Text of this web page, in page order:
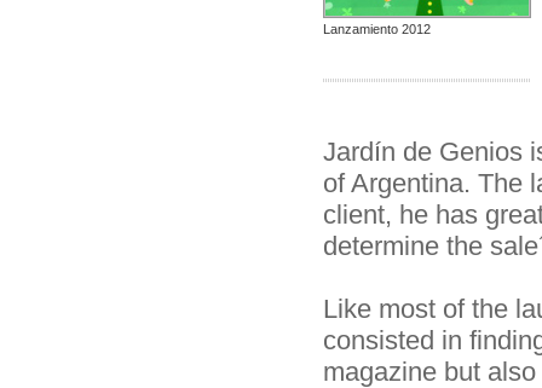
Lanzamiento 2012
Jardín de Genios
of Argentina. The
client, he has
determine the
Like most of the
consisted in
magazine but